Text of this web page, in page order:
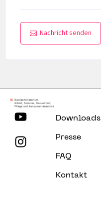
Nachricht senden
Downloads
Presse
FAQ
Kontakt